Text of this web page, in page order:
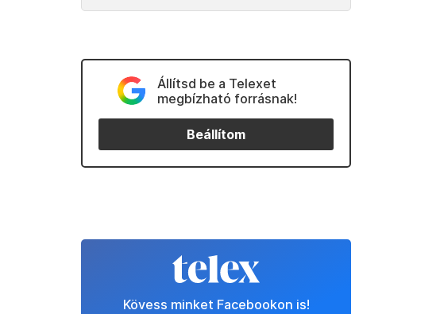
Állítsd be a Telexet
megbízható forrásnak!
Beállítom
Kövess minket Facebookon is!